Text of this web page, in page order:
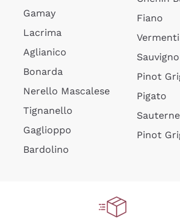
Gamay
Lacrima
Aglianico
Bonarda
Nerello Mascalese
Tignanello
Gaglioppo
Bardolino
Fiano
Pinot
Pigato
Pinot